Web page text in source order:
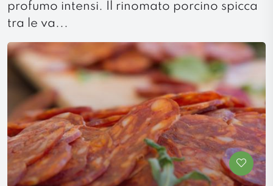
profumo intensi. Il rinomato porcino spicca
tra le va...